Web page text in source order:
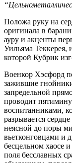
Положа руку на
оригинала в
ауру и акценты
Уильяма Теккерея,
которой Кубрик
Военкор Хэсфорд
зажившие
запредельной
проводит
воспитанниками,
разрывается
неясной до поры
вьетконговцами и
бесцельном хаосе
поля бесславных